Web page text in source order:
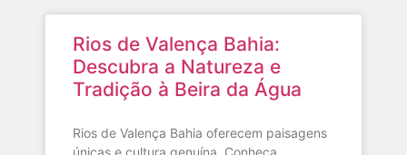
Rios de Valença Bahia:
Descubra a Natureza e
Tradição à Beira da Água
Rios de Valença Bahia oferecem paisagens
únicas e cultura genuína. Conheça